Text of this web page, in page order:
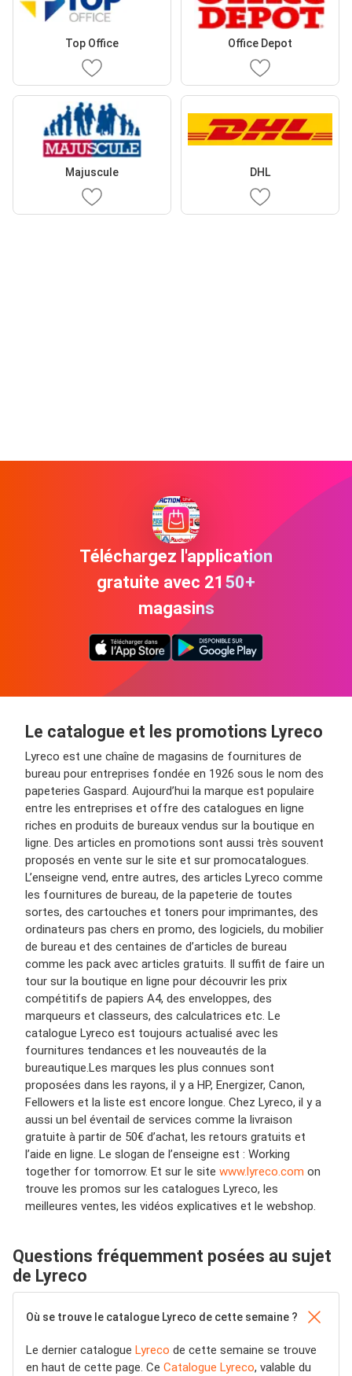
Top Office Office Depot
Majuscule DHL
Téléchargez l'application
gratuite avec 2150+
magasins
Le catalogue et les promotions Lyreco
Lyreco est une chaîne de magasins de fournitures de
bureau pour entreprises fondée en 1926 sous le nom des
papeteries Gaspard. Aujourd’hui la marque est populaire
entre les entreprises et offre des catalogues en ligne
riches en produits de bureaux vendus sur la boutique en
ligne. Des articles en promotions sont aussi très souvent
proposés en vente sur le site et sur promocatalogues.
L’enseigne vend, entre autres, des articles Lyreco comme
les fournitures de bureau, de la papeterie de toutes
sortes, des cartouches et toners pour imprimantes, des
ordinateurs pas chers en promo, des logiciels, du mobilier
de bureau et des centaines de d’articles de bureau
comme les pack avec articles gratuits. Il suffit de faire un
tour sur la boutique en ligne pour découvrir les prix
compétitifs de papiers A4, des enveloppes, des
marqueurs et classeurs, des calculatrices etc. Le
catalogue Lyreco est toujours actualisé avec les
fournitures tendances et les nouveautés de la
bureautique.Les marques les plus connues sont
proposées dans les rayons, il y a HP, Energizer, Canon,
Fellowers et la liste est encore longue. Chez Lyreco, il y a
aussi un bel éventail de services comme la livraison
gratuite à partir de 50€ d’achat, les retours gratuits et
l’aide en ligne. Le slogan de l’enseigne est : Working
together for tomorrow. Et sur le site www.lyreco.com on
trouve les promos sur les catalogues Lyreco, les
meilleures ventes, les vidéos explicatives et le webshop.
Questions fréquemment posées au sujet
de Lyreco
Où se trouve le catalogue Lyreco de cette semaine ?
Le dernier catalogue Lyreco de cette semaine se trouve
en haut de cette page. Ce Catalogue Lyreco, valable du